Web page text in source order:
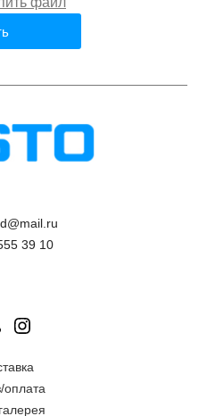
39 10
Link
оплата